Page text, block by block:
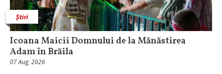
Știri
Icoana Maicii Domnului de la Mănăstirea
Adam în Brăila
07 Aug, 2026